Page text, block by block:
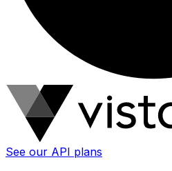
See our API plans